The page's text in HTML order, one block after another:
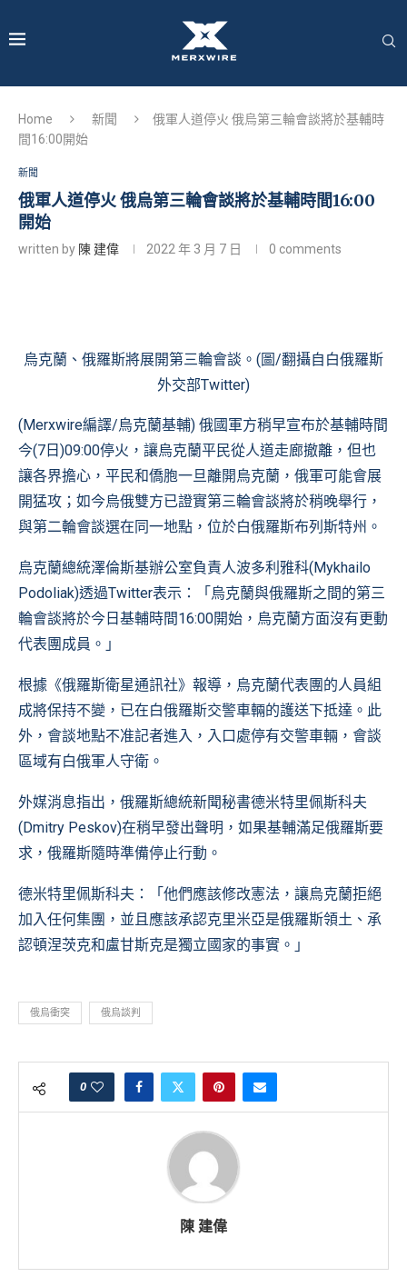
Home 新聞
俄軍人道停火 俄烏第三輪會談將於基輔時
間16:00開始
新聞
俄軍人道停火 俄烏第三輪會談將於基輔時間16:00
開始
written by 陳 建偉 2022 年 3 月 7 日 0 comments
烏克蘭、俄羅斯將展開第三輪會談。(圖/翻攝自 白俄羅斯
外交部Twitter)
(Merxwire編譯/烏克蘭基輔) 俄國軍方稍早宣布於基輔時間
今(7日)09:00停火，讓烏克蘭平民從人道走廊撤離，但也
讓各界擔心，平民和僑胞一旦離開烏克蘭，俄軍可能會展
開猛攻；如今烏俄雙方已證實第三輪會談將於稍晚舉行，
與第二輪會談選在同一地點，位於白俄羅斯布列斯特州。
烏克蘭總統澤倫斯基辦公室負責人波多利雅科(Mykhailo
Podoliak)透過Twitter表示：「烏克蘭與俄羅斯之間的第三
輪會談將於今日基輔時間16:00開始，烏克蘭方面沒有更動
代表團成員。」
根據《俄羅斯衛星通訊社》報導，烏克蘭代表團的人員組
成將保持不變，已在白俄羅斯交警車輛的護送下抵達。此
外，會談地點不准記者進入，入口處停有交警車輛，會談
區域有白俄軍人守衛。
外媒消息指出，俄羅斯總統新聞秘書德米特里佩斯科夫
(Dmitry Peskov)在稍早發出聲明，如果基輔滿足俄羅斯要
求，俄羅斯隨時準備停止行動。
德米特里佩斯科夫：「他們應該修改憲法，讓烏克蘭拒絕
加入任何集團，並且應該承認克里米亞是俄羅斯領土、承
認頓涅茨克和盧甘斯克是獨立國家的事實。」
俄烏衝突 俄烏談判
0
陳 建偉